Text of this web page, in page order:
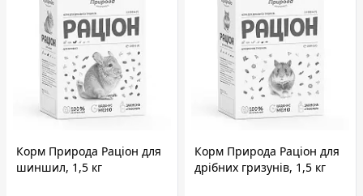
Корм Природа Раціон для
шиншил, 1,5 кг
Корм Природа Раціон для
дрібних гризунів, 1,5 кг